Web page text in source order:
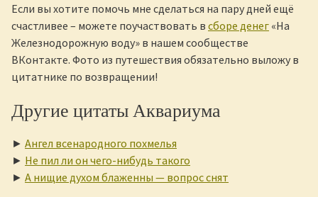
Если вы хотите помочь мне сделаться на пару дней ещё
счастливее – можете поучаствовать в сборе денег «На
Железнодорожную воду» в нашем сообществе
ВКонтакте. Фото из путешествия обязательно выложу в
цитатнике по возвращении!
Другие цитаты Аквариума
► Ангел всенародного похмелья
► Не пил ли он чего-нибудь такого
► А нищие духом блаженны — вопрос снят